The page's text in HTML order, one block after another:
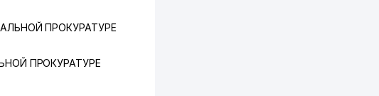
ПРОКУРАТУРЕ
ПРОКУРАТУРЕ